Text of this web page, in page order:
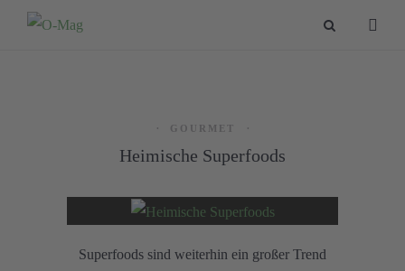
GOURMET
Heimische Superfoods
Superfoods sind weiterhin ein großer Trend